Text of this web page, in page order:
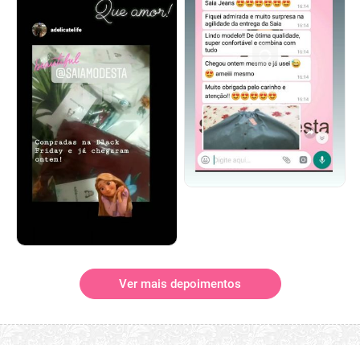
Ver mais depoimentos